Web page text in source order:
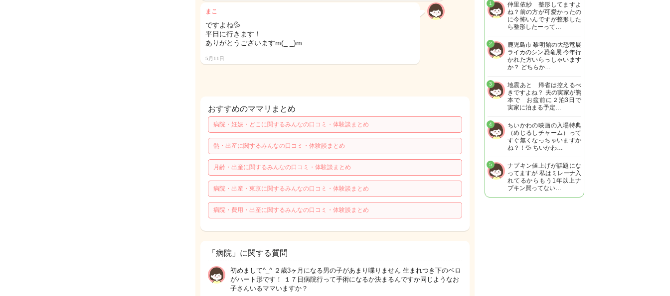
まこ
ですよね💦
平日に行きます！
ありがとうございますm(_ _)m
5月11日
おすすめのママリまとめ
病院・妊娠・どこに関するみんなの口コミ・体験談まとめ
熱・出産に関するみんなの口コミ・体験談まとめ
月齢・出産に関するみんなの口コミ・体験談まとめ
病院・出産・東京に関するみんなの口コミ・体験談まとめ
病院・費用・出産に関するみんなの口コミ・体験談まとめ
「病院」に関する質問
初めまして^_^ ２歳3ヶ月になる男の子があまり喋りません 生まれつき下のベロ
がハート形です！ １７日病院行って手術になるか決まるんですか同じようなお
子さんいるママいますか？
仲里依紗 整形してますよ
ね？前の方が可愛かったの
に今怖いんですが整形した
ら整形したーって…
1
鹿児島市 黎明館の大恐竜展
ライカのシン恐竜展 今年行
かれた方いらっしゃいます
か？ どちらか…
2
地震あと 帰省は控えるべ
きですよね？ 夫の実家が熊
本で お盆前に２泊3日で
実家に泊まる予定…
3
ちいかわの映画の入場特典
（めじるしチャーム）って
すぐ無くなっちゃいますか
ね？！💦 ちいかわ…
4
ナプキン値上げが話題にな
ってますが 私はミレーナ入
れてるからもう1年以上ナ
プキン買ってない…
5